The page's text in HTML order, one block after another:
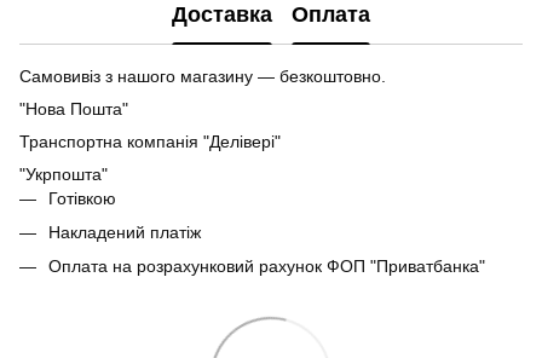
Доставка Оплата
Самовивіз з нашого магазину — безкоштовно.
"Нова Пошта"
Транспортна компанія "Делівері"
"Укрпошта"
Готівкою
Накладений платіж
Оплата на розрахунковий рахунок ФОП "Приватбанка"